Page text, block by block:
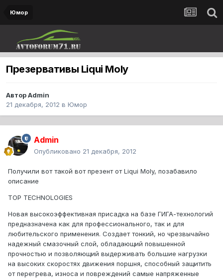
Юмор
Презервативы Liqui Moly
АвторAdmin
21 декабря, 2012 в Юмор
Admin
Опубликовано 21 декабря, 2012
Получили вот такой вот презент от Liqui Moly, позабавило
описание
TOP TECHNOLOGIES
Новая высокоэффективная присадка на базе ГИГА-технологий
предназначена как для профессионального, так и для
любительского применения. Создает тонкий, но чрезвычайно
надежный смазочный слой, обладающий повышенной
прочностью и позволяющий выдерживать большие нагрузки
на высоких скоростях движения поршня, способный защитить
от перегрева, износа и повреждений самые напряженные